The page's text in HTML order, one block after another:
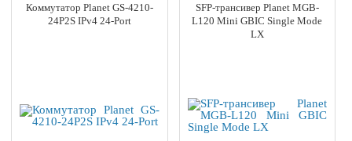
Коммутатор Planet GS-4210-
24P2S IPv4 24-Port
SFP-трансивер Planet MGB-
L120 Mini GBIC Single Mode
LX